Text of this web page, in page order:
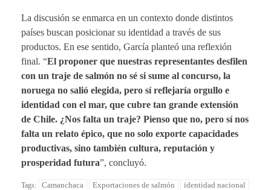
La discusión se enmarca en un contexto donde distintos
países buscan posicionar su identidad a través de sus
productos. En ese sentido, García planteó una reflexión
final. “El proponer que nuestras representantes desfilen
con un traje de salmón no sé si sume al concurso, la
noruega no salió elegida, pero sí reflejaría orgullo e
identidad con el mar, que cubre tan grande extensión
de Chile. ¿Nos falta un traje? Pienso que no, pero sí nos
falta un relato épico, que no solo exporte capacidades
productivas, sino también cultura, reputación y
prosperidad futura”, concluyó.
Tags: Camanchaca Exportaciones de salmón
identidad nacional